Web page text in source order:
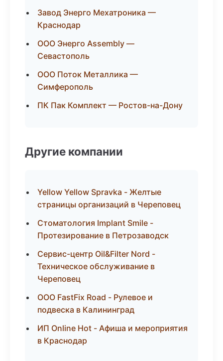
Завод Энерго Мехатроника —
Краснодар
ООО Энерго Assembly —
Севастополь
ООО Поток Металлика —
Симферополь
ПК Пак Комплект — Ростов-на-Дону
Другие компании
Yellow Yellow Spravka - Желтые
страницы организаций в Череповец
Стоматология Implant Smile -
Протезирование в Петрозаводск
Сервис-центр Oil&Filter Nord -
Техническое обслуживание в
Череповец
ООО FastFix Road - Рулевое и
подвеска в Калининград
ИП Online Hot - Афиша и мероприятия
в Краснодар